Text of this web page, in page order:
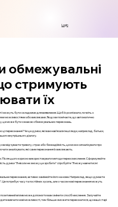
Login
обмежувальні
стримують
їх
можуть бути складними для виявлення. Щоб їх розпізнати, почніть з
можливостями або викликами. Якщо ви помічаєте, що автоматично
це може бути ознакою обмежувальних переконань.
ці переконання? Чи це думки, які вам нав’язали інші люди, наприклад, батьки,
внутрішнього діалогу.
відчуваєте тривогу, страх або безнадійність, це може сигналізувати про
аналізувати, які саме переконання їх викликають.
Після цього корисно використовувати методи переосмислення. Сформулюйте
думки "Я ніколи не зможу це зробити" спробуйте "Я можу навчитися і
переконання, активно замінюйте його на нове. Наприклад, якщо думаєте
Це потребує часу та постійних зусиль, але з часом нові переконання можуть
позитивний вплив може допомогти вам змінити спосіб мислення. Залучайте
вивчати нові можливості, тим більше зможете переконатися, що ваші старі